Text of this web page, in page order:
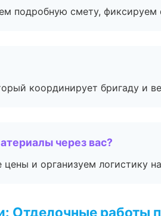
подробную смету,
координирует бригаду и
через вас?
и организуем логистику
Отделочные работы